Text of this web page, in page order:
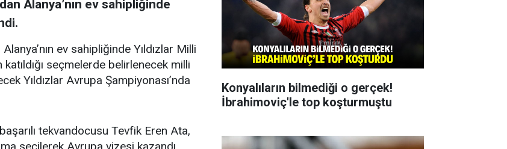
Alanya’nın ev sahipliğinde
ev sahipliğinde Yıldızlar Milli
seçmelerde belirlenecek milli
Yıldızlar Avrupa Şampiyonası’nda
tekvandocusu Tevfik Eren Ata,
Konyalıların bilmediği o gerçek!
İbrahimoviç'le top koşturmuştu